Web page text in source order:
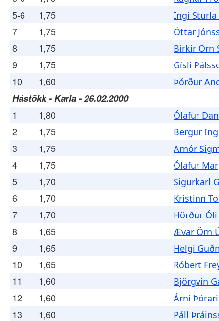
5-6 1,75 Ingi
7 1,75 Óttar
8 1,75 Birkir Örn
9 1,75 Gísli
10 1,60 Þórður
Hástökk - Karla - 26.02.2000
1 1,80 Ólafur
2 1,75 Bergur
3 1,75 Arnór
4 1,75 Ólafur
5 1,70 Sigurkarl
6 1,70 Kristinn
7 1,70 Hörður
8 1,65 Ævar Örn
9 1,65 Helgi
10 1,65 Róbert
11 1,60 Björgvin
12 1,60 Árni
13 1,60 Páll